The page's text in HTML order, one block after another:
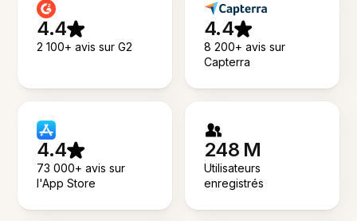
4.4
2 100+ avis sur G2
4.4
8 200+ avis sur
Capterra
4.4
73 000+ avis sur
l'App Store
248 M
Utilisateurs
enregistrés